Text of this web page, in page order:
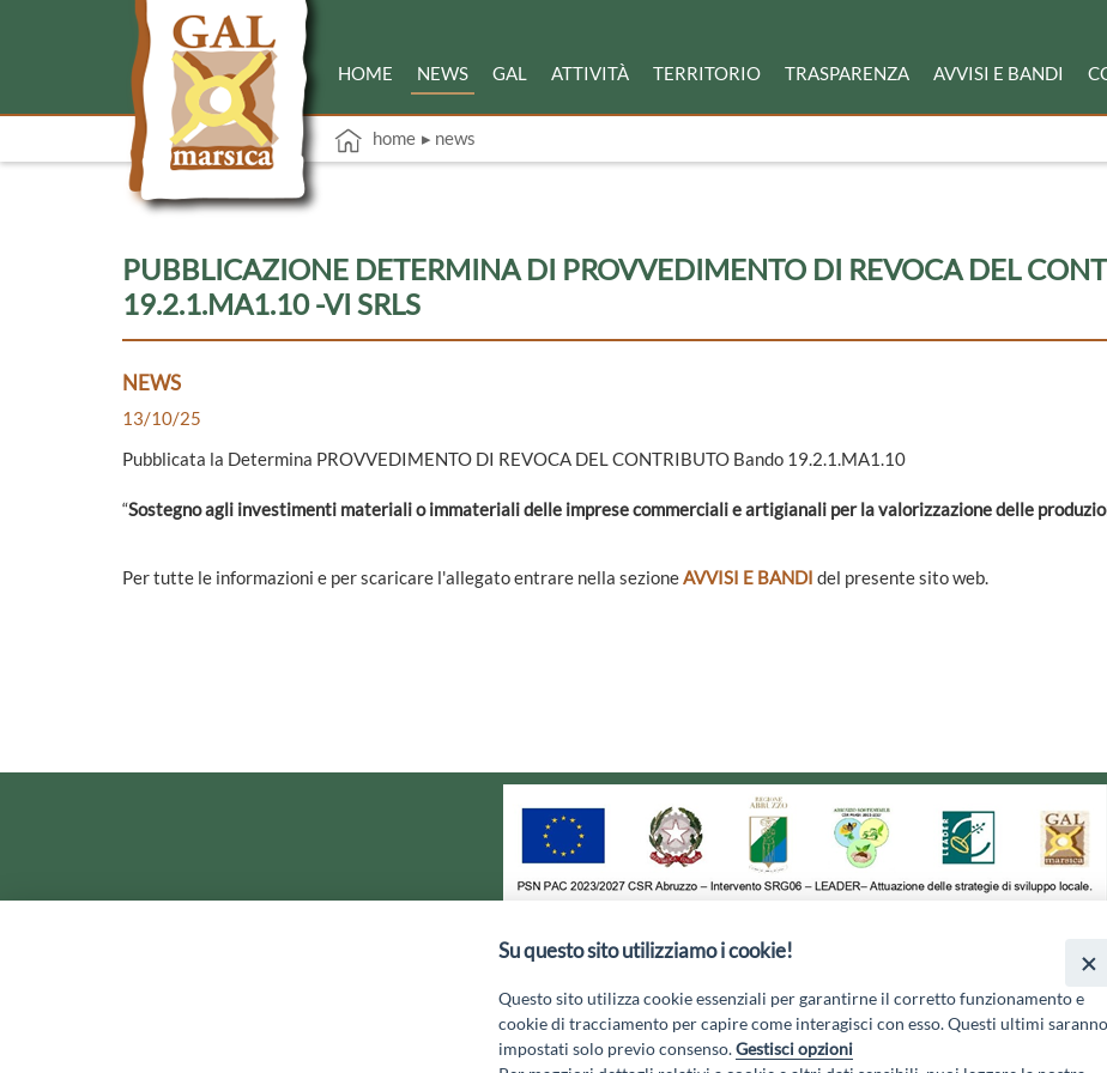
HOME NEWS GAL ATTIVITÀ TERRITORIO TRASPARENZA AVVISI E BANDI
home ▸ news
PUBBLICAZIONE DETERMINA DI PROVVEDIMENTO DI REVOCA DEL
19.2.1.MA1.10 -VI SRLS
NEWS
13/10/25
Pubblicata la Determina PROVVEDIMENTO DI REVOCA DEL CONTRIBUTO Bando 19.2.1.MA1.10
“Sostegno agli investimenti materiali o immateriali delle imprese commerciali e artigianali per la valorizzazione delle
Per tutte le informazioni e per scaricare l'allegato entrare nella sezioneAVVISI E BANDI del presente sito web.
gal@marsica.it
Privacy Policy|
Su questo sito utilizziamo i cookie!
Questo sito utilizza cookie essenziali per garantirne il corretto funzionamento e
cookie di tracciamento per capire come interagisci con esso. Questi ultimi saranno
impostati solo previo consenso.Gestisci opzioni